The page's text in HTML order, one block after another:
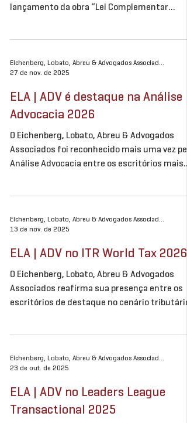
lançamento da obra “Lei Complementar
Mariana Porto Koch, no âmbito da FESDT. A
publicação reúne análises qualificadas sobre
regulamentação do IBS, CBS e Imposto
Seletivo. O sócio Edmundo Cavalcanti
Eichenberg integra o time de autores da
publicação, contribuindo co
Eichenberg, Lobato, Abreu & Advogados Associados
27 de nov. de 2025
ELA | ADV é destaque na Análise
Advocacia 2026
O Eichenberg, Lobato, Abreu & Advogados
Associados foi reconhecido mais uma vez
Análise Advocacia entre os escritórios mais
do Rio Grande do Sul. E nossos sócios também
foram reconhecidos como Advogados Mais
Admirados no Estado do Rio Grande do Sul e
em suas áreas de expertise. Lucas
na especialidade Imobiliário; Theodoro Chiapp
Eichenberg, Lobato, Abreu & Advogados Associados
13 de nov. de 2025
ELA | ADV no ITR World Tax 2026
O Eichenberg, Lobato, Abreu & Advogados
Associados reafirma sua presença entre os
escritórios de destaque no cenário tributário
Corporate Tax, no Rio Grande do Sul. O sócio
Edmundo Cavalcanti Eichenberg também foi
listado como Highly Regarded em Real Estate
e Tax Controversy, reconhecimento que
sua trajetória de excelência e o protagonismo
Eichenberg, Lobato, Abreu & Advogados Associados
23 de out. de 2025
ELA | ADV no Leaders League
Transactional 2025